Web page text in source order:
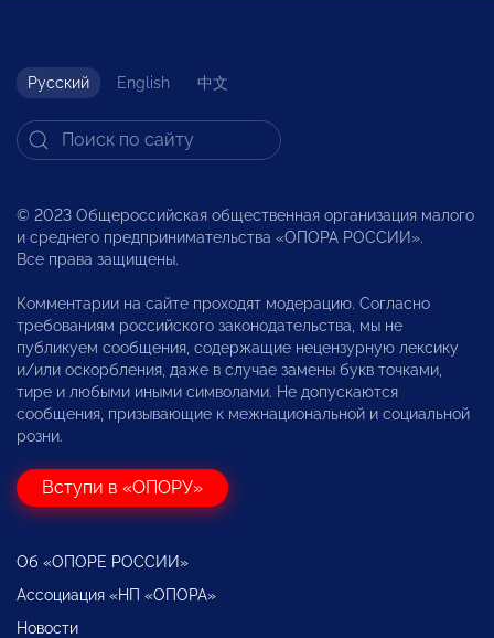
Русский English 中文
© 2023 Общероссийская общественная организация малого
и среднего предпринимательства «ОПОРА РОССИИ».
Все права защищены.
Комментарии на сайте проходят модерацию. Согласно
требованиям российского законодательства, мы не
публикуем сообщения, содержащие нецензурную лексику
и/или оскорбления, даже в случае замены букв точками,
тире и любыми иными символами. Не допускаются
сообщения, призывающие к межнациональной и социальной
розни.
Вступи в «ОПОРУ»
Об «ОПОРЕ РОССИИ»
Ассоциация «НП «ОПОРА»
Новости